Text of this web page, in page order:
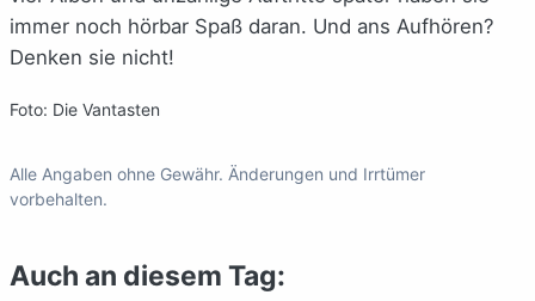
immer noch hörbar Spaß daran. Und ans Aufhören?
Denken sie nicht!
Foto: Die Vantasten
Alle Angaben ohne Gewähr. Änderungen und Irrtümer
vorbehalten.
Auch an diesem Tag: